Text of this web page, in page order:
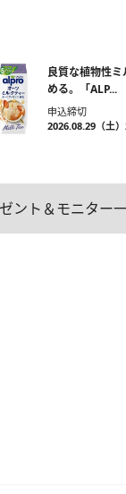
良質な植物性
める。「ALP...
申込締切
2026.08.29（土
ント＆モニター